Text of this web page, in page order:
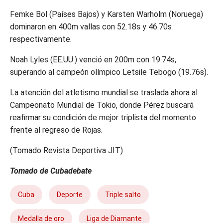
Femke Bol (Países Bajos) y Karsten Warholm (Noruega)
dominaron en 400m vallas con 52.18s y 46.70s
respectivamente.
Noah Lyles (EE.UU.) venció en 200m con 19.74s,
superando al campeón olímpico Letsile Tebogo (19.76s).
La atención del atletismo mundial se traslada ahora al
Campeonato Mundial de Tokio, donde Pérez buscará
reafirmar su condición de mejor triplista del momento
frente al regreso de Rojas.
(Tomado Revista Deportiva JIT)
Tomado de Cubadebate
Cuba Deporte Triple salto
Medalla de oro Liga de Diamante